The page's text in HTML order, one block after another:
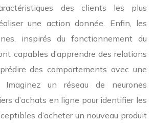
des clients les plus
une action donnée. Enfin, les
inspirés du fonctionnement du
capables d’apprendre des relations
des comportements avec une
Imaginez un réseau de neurones
d’achats en ligne pour identifier les
d’acheter un nouveau produit